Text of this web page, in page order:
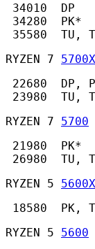
34010  DP
34280  PK*
35580  TU,
RYZEN 7 5700X
22680  DP,
23980  TU,
RYZEN 7 5700
21980  PK*
26980  TU,
RYZEN 5 5600X
18580  PK,
RYZEN 5 5600